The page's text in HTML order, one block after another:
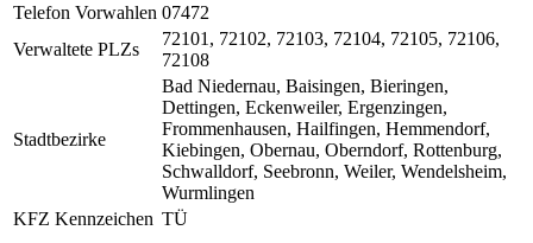
Telefon Vorwahlen 07472
Verwaltete PLZs
72101, 72102, 72103, 72104, 72105, 72106,
72108
Stadtbezirke
Bad Niedernau, Baisingen, Bieringen,
Dettingen, Eckenweiler, Ergenzingen,
Frommenhausen, Hailfingen, Hemmendorf,
Kiebingen, Obernau, Oberndorf, Rottenburg,
Schwalldorf, Seebronn, Weiler, Wendelsheim,
Wurmlingen
KFZ Kennzeichen TÜ